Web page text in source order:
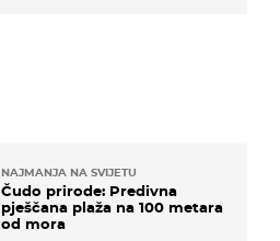
NAJMANJA NA SVIJETU
Čudo prirode: Predivna
pješčana plaža na 100 metara
od mora